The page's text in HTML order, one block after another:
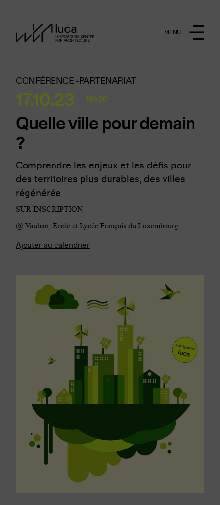
MENU
CONFÉRENCE -PARTENARIAT
17.10.23 18h30
Quelle ville pour demain
?
Comprendre les enjeux et les défis pour
des territoires plus durables, des villes
régénérée
SUR INSCRIPTION
@ Vauban, École et Lycée Français du Luxembourg
Ajouter au calendrier